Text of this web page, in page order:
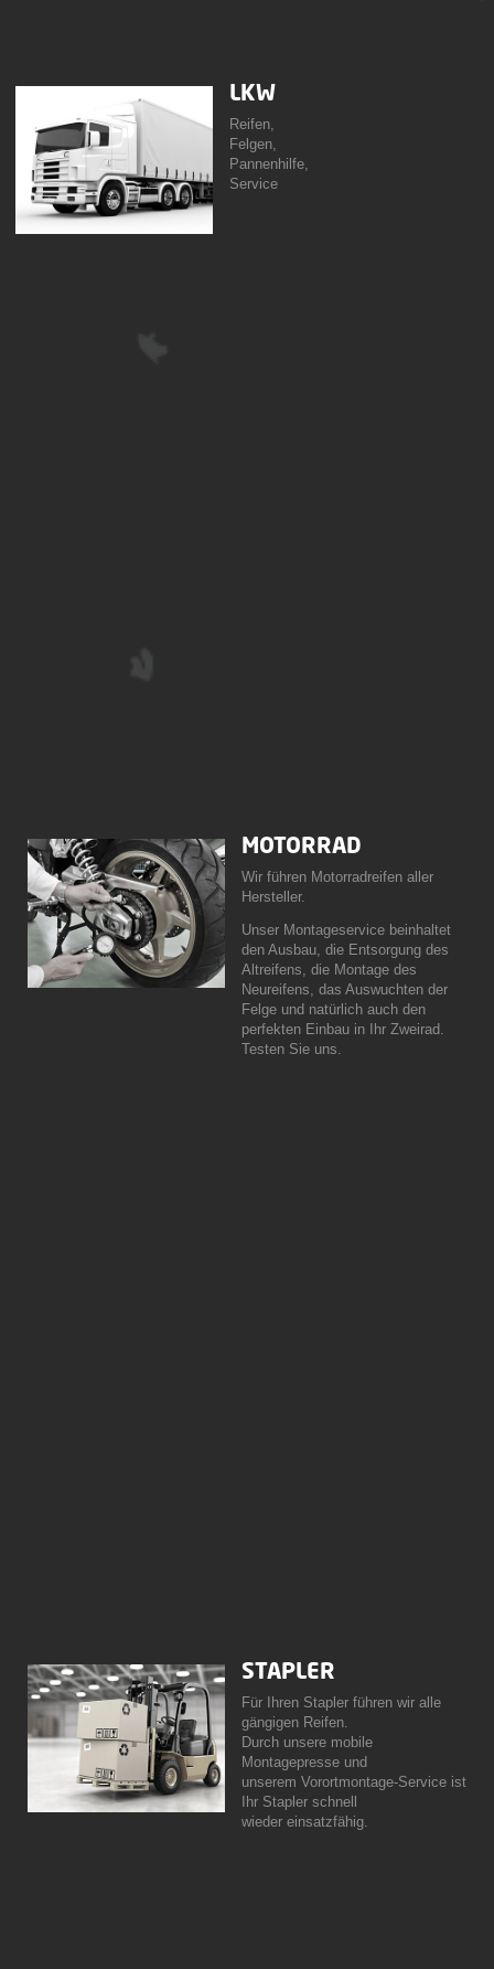
LKW
Reifen,
Felgen,
Pannenhilfe,
Service
MOTORRAD
Wir führen Motorradreifen aller
Hersteller.
Unser Montageservice beinhaltet
den Ausbau, die Entsorgung des
Altreifens, die Montage des
Neureifens, das Auswuchten der
Felge und natürlich auch den
perfekten Einbau in Ihr Zweirad.
Testen Sie uns.
STAPLER
Für Ihren Stapler führen wir alle
gängigen Reifen.
Durch unsere mobile
Montagepresse und
unserem Vorortmontage-Service ist
Ihr Stapler schnell
wieder einsatzfähig.